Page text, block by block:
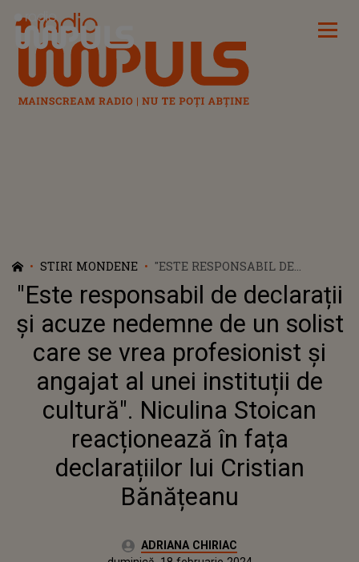
Radio Impuls
STIRI MONDENE
"ESTE RESPONSABIL DE
DECLARAȚII ȘI ACUZE
NEDEMNE DE UN SOLIST CARE
SE VREA PROFESIONIST ȘI
ANGAJAT AL UNEI INSTITUȚII
DE CULTURĂ". NICULINA
STOICAN REACȚIONEAZĂ ÎN
FAȚA DECLARAȚIILOR LUI
CRISTIAN BĂNĂȚEANU
"Este responsabil de declarații
și acuze nedemne de un solist
care se vrea profesionist și
angajat al unei instituții de
cultură". Niculina Stoican
reacționează în fața
declarațiilor lui Cristian
Bănățeanu
Autor:ADRIANA CHIRIAC